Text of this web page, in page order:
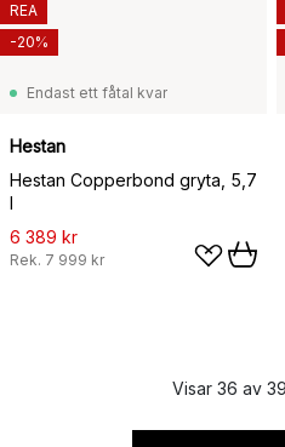
Endast ett fåtal kvar
Hestan
Hestan Copperbond gryta, 5,7
l
6 389 kr
Rek. 7 999 kr
REA
-20%
Visar 36 av